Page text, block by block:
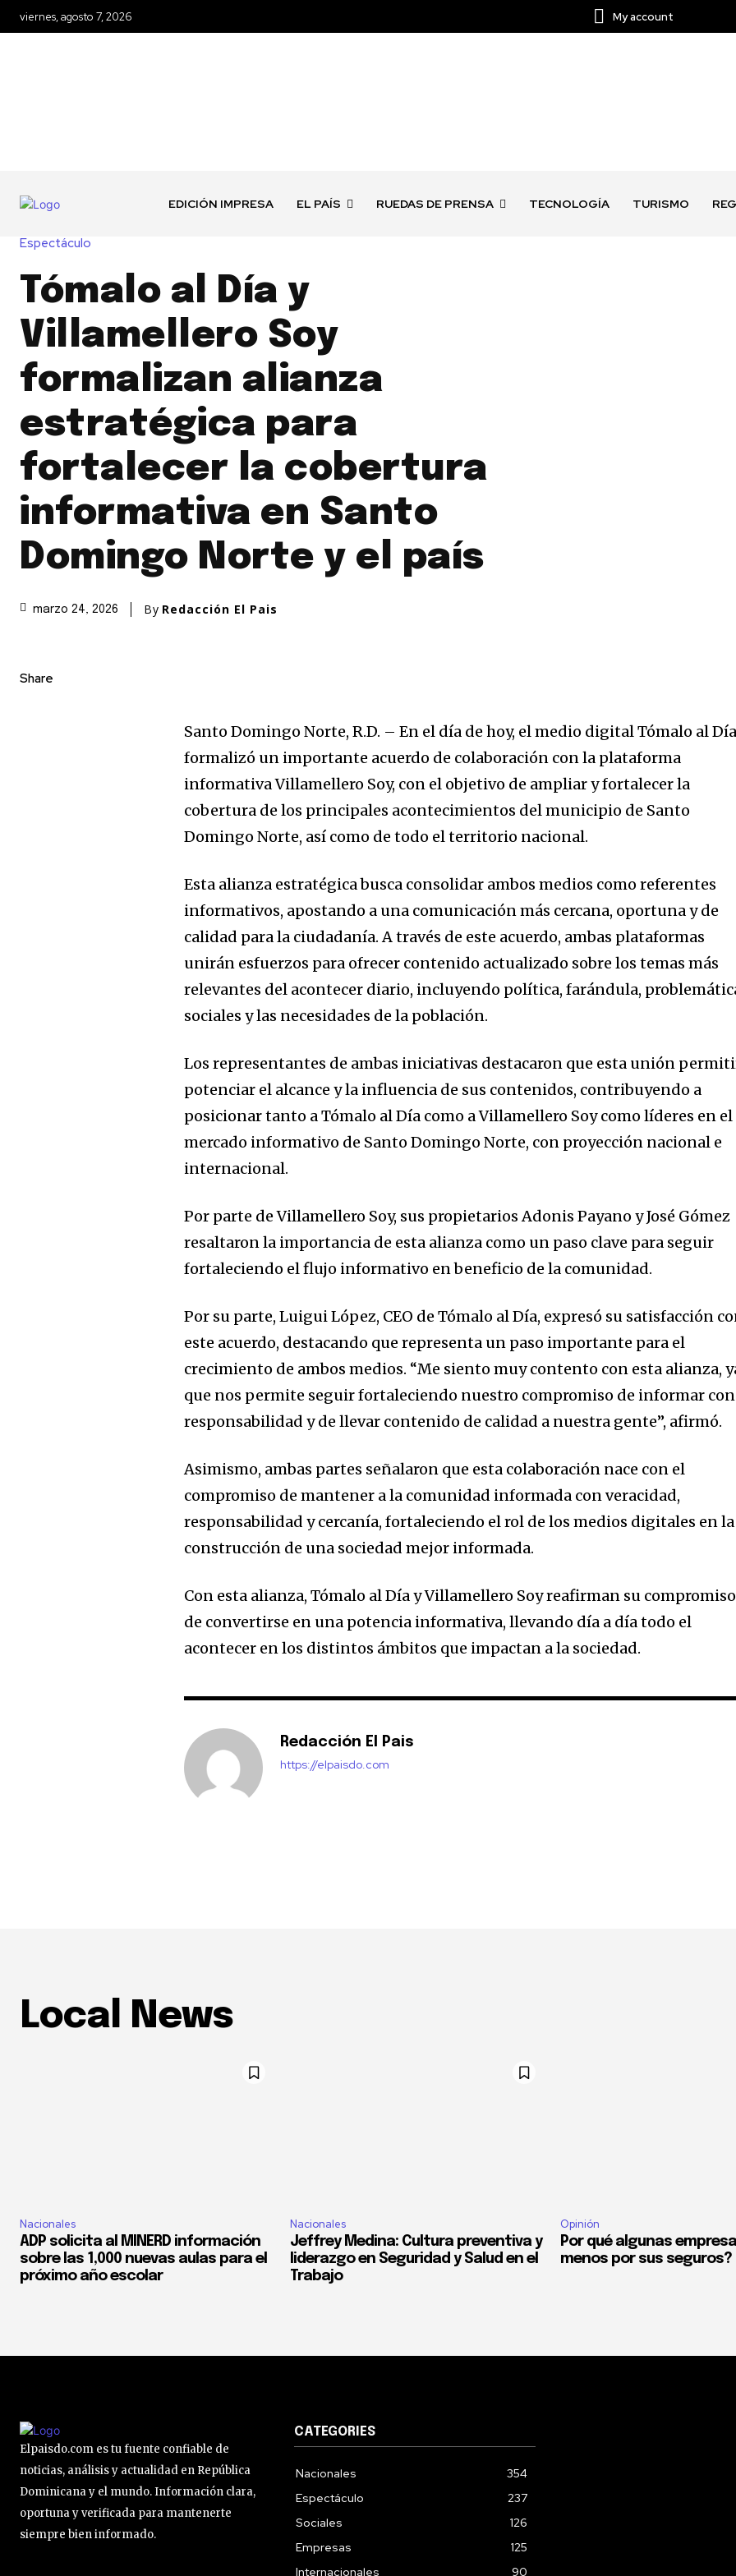
viernes, agosto 7, 2026 My account
EDICIÓN IMPRESA EL PAÍS RUEDAS DE PRENSA TECNOLOGÍA TURISMO
Espectáculo
Tómalo al Día y
Villamellero Soy
formalizan alianza
estratégica para
fortalecer la cobertura
informativa en Santo
Domingo Norte y el país
marzo 24, 2026 By Redacción El Pais
Share
Santo Domingo Norte, R.D. – En el día de hoy, el medio digital Tómalo al
formalizó un importante acuerdo de colaboración con la plataforma
informativa Villamellero Soy, con el objetivo de ampliar y fortalecer la
cobertura de los principales acontecimientos del municipio de Santo
Domingo Norte, así como de todo el territorio nacional.
Esta alianza estratégica busca consolidar ambos medios como referentes
informativos, apostando a una comunicación más cercana, oportuna y de
calidad para la ciudadanía. A través de este acuerdo, ambas plataformas
unirán esfuerzos para ofrecer contenido actualizado sobre los temas más
relevantes del acontecer diario, incluyendo política, farándula,
sociales y las necesidades de la población.
Los representantes de ambas iniciativas destacaron que esta unión
potenciar el alcance y la influencia de sus contenidos, contribuyendo a
posicionar tanto a Tómalo al Día como a Villamellero Soy como líderes en el
mercado informativo de Santo Domingo Norte, con proyección nacional e
internacional.
Por parte de Villamellero Soy, sus propietarios Adonis Payano y José Gómez
resaltaron la importancia de esta alianza como un paso clave para seguir
fortaleciendo el flujo informativo en beneficio de la comunidad.
Por su parte, Luigui López, CEO de Tómalo al Día, expresó su satisfacción
este acuerdo, destacando que representa un paso importante para el
crecimiento de ambos medios. “Me siento muy contento con esta alianza,
que nos permite seguir fortaleciendo nuestro compromiso de informar con
responsabilidad y de llevar contenido de calidad a nuestra gente”, afirmó.
Asimismo, ambas partes señalaron que esta colaboración nace con el
compromiso de mantener a la comunidad informada con veracidad,
responsabilidad y cercanía, fortaleciendo el rol de los medios digitales en la
construcción de una sociedad mejor informada.
Con esta alianza, Tómalo al Día y Villamellero Soy reafirman su compromiso
de convertirse en una potencia informativa, llevando día a día todo el
acontecer en los distintos ámbitos que impactan a la sociedad.
Redacción El Pais
https://elpaisdo.com
Local News
Nacionales
ADP solicita al MINERD información
sobre las 1,000 nuevas aulas para el
próximo año escolar
Nacionales
Jeffrey Medina: Cultura preventiva y
liderazgo en Seguridad y Salud en el
Trabajo
Opinión
Por qué algunas
menos por sus seguros?
Elpaisdo.com es tu fuente confiable de
noticias, análisis y actualidad en República
Dominicana y el mundo. Información clara,
oportuna y verificada para mantenerte
siempre bien informado.
CATEGORIES
Nacionales
354
Espectáculo
237
Sociales
126
Empresas
125
Internacionales
90